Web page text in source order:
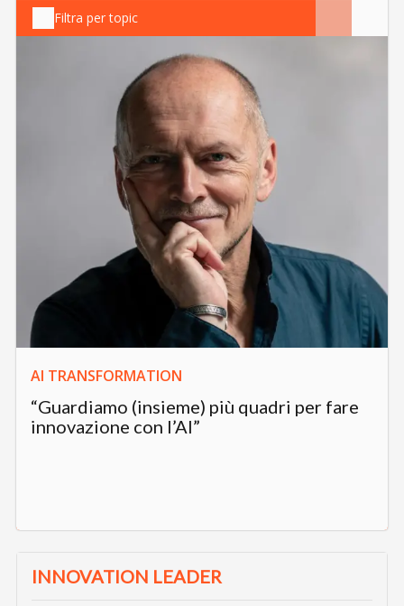
Filtra per topic
AI TRANSFORMATION
“Guardiamo (insieme) più quadri per fare
innovazione con l’AI”
INNOVATION LEADER